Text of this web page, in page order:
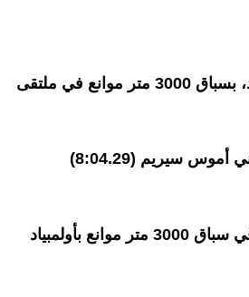
فاز البطل الأولمبي المغربي، سفيان البقالي، اليوم الأحد، بسباق 3000 متر موانع في ملتقى
وحقق البقالي الفوز في زمن 8.04.29 متقدما على الكيني أموس سيريم (8:04.29)
وتمكن البطل المغربي من الحفاظ على لقبه الأولمبي في سباق 3000 متر موانع بأولمبياد